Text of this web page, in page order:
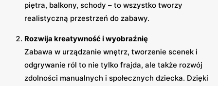
piętra, balkony, schody – to wszystko tworzy
realistyczną przestrzeń do zabawy.
Rozwija kreatywność i wyobraźnię
Zabawa w urządzanie wnętrz, tworzenie scenek i
odgrywanie ról to nie tylko frajda, ale także rozwój
zdolności manualnych i społecznych dziecka. Dzięki